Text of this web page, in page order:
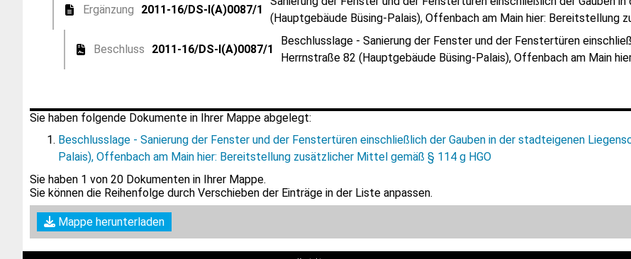
Ergänzung 2011-16/DS-I(A)0087/1
(Hauptgebäude Büsing-Palais), Offenbach am Main hier: Bereitstellung
Beschluss 2011-16/DS-I(A)0087/1
Beschlusslage - Sanierung der Fenster und der Fenstertüren
Herrnstraße 82 (Hauptgebäude Büsing-Palais), Offenbach am Main
Sie haben folgende Dokumente in Ihrer Mappe abgelegt:
Beschlusslage - Sanierung der Fenster und der Fenstertüren einschließlich der Gauben in der stadteigenen
Palais), Offenbach am Main hier: Bereitstellung zusätzlicher Mittel gemäß § 114 g HGO
Sie haben 1 von 20 Dokumenten in Ihrer Mappe.
Sie können die Reihenfolge durch Verschieben der Einträge in der Liste anpassen.
Mappe herunterladen